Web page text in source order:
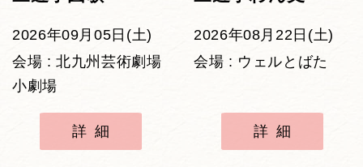
2026年09月05日(土)
会場 : 北九州芸術劇場
小劇場
詳細
2026年08月22日(土)
会場 : ウェルとばた
詳細